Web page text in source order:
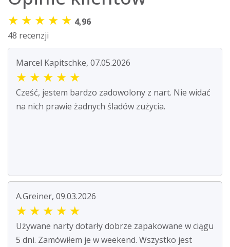
★ ★ ★ ★ ★ 4,96
48 recenzji
Marcel Kapitschke, 07.05.2026
★ ★ ★ ★ ★
Cześć, jestem bardzo zadowolony z nart. Nie widać
na nich prawie żadnych śladów zużycia.
A.Greiner, 09.03.2026
★ ★ ★ ★ ★
Używane narty dotarły dobrze zapakowane w ciągu
5 dni. Zamówiłem je w weekend. Wszystko jest